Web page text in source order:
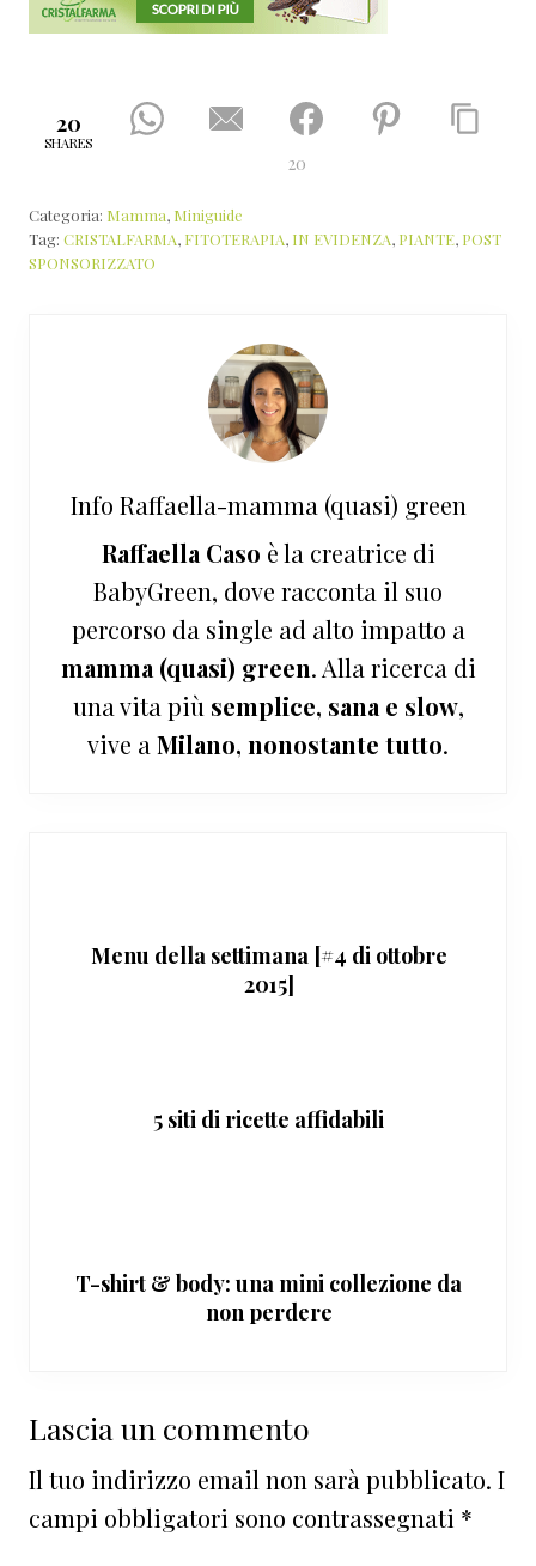
20
SHARES
20
Categoria: Mamma, Miniguide
Tag: CRISTALFARMA, FITOTERAPIA, IN EVIDENZA, PIANTE, POST
SPONSORIZZATO
Info Raffaella-mamma (quasi) green
Raffaella Caso è la creatrice di
BabyGreen, dove racconta il suo
percorso da single ad alto impatto a
mamma (quasi) green. Alla ricerca di
una vita più semplice, sana e slow,
vive a Milano, nonostante tutto.
Menu della settimana [#4 di ottobre
2015]
5 siti di ricette affidabili
T-shirt & body: una mini collezione da
non perdere
Interazioni
del
lettore
Lascia un commento
Il tuo indirizzo email non sarà pubblicato. I
campi obbligatori sono contrassegnati *